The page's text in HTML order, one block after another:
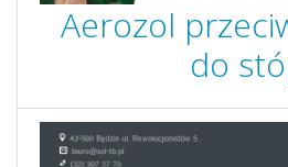
Aerozol
do